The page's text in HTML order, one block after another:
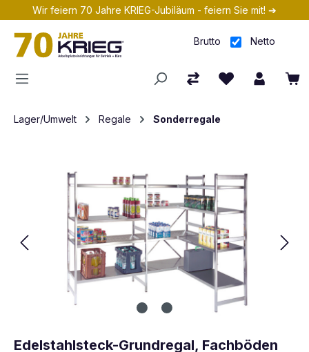
Zum Hauptinhalt springen
Wir feiern 70 Jahre KRIEG-Jubiläum - feiern Sie mit! ➔
Brutto Netto
Lager/Umwelt Regale Sonderregale
Edelstahlsteck-Grundregal, Fachböden